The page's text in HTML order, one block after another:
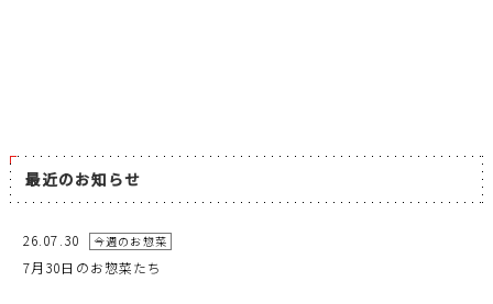
最近のお知らせ
26.07.30 今週のお惣菜
7月30日のお惣菜たち